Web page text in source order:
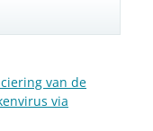
van de
via